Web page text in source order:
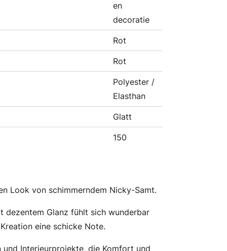
en
decoratie
Rot
Rot
Polyester /
Elasthan
Glatt
150
Look von schimmerndem Nicky-Samt.
dezentem Glanz fühlt sich wunderbar
eine schicke Note.
Interieurprojekte, die Komfort und